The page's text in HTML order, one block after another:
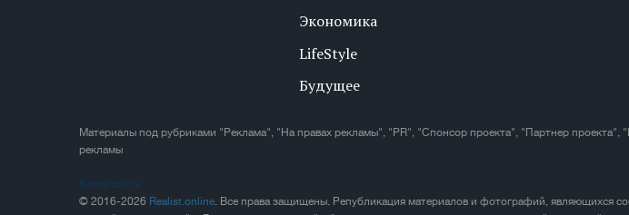
Экономика
LifeStyle
Будущее
Материалы под рубриками "Реклама", "На правах рекламы", "PR", "Спонсор проекта", "Партнер проекта",
рекламы
Карта сайта
© 2016-2026 Realist.online. Все права защищены. Републикация материалов и фотографий, являющихся